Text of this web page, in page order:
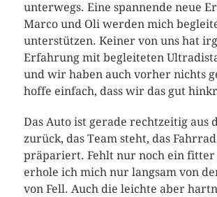
unterwegs. Eine spannende neue
Marco und Oli werden mich
unterstützen. Keiner von uns hat
Erfahrung mit begleiteten
und wir haben auch vorher nichts
hoffe einfach, dass wir das gut
Das Auto ist gerade rechtzeitig aus
zurück, das Team steht, das
präpariert. Fehlt nur noch ein fitter
erhole ich mich nur langsam von
von Fell. Auch die leichte aber